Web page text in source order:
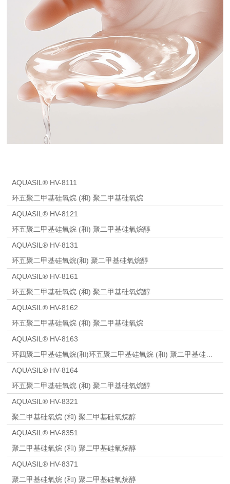
AQUASIL® HV-8111
环五聚二甲基硅氧烷 (和) 聚二甲基硅氧烷
AQUASIL® HV-8121
环五聚二甲基硅氧烷 (和) 聚二甲基硅氧烷醇
AQUASIL® HV-8131
环五聚二甲基硅氧烷(和) 聚二甲基硅氧烷醇
AQUASIL® HV-8161
环五聚二甲基硅氧烷 (和) 聚二甲基硅氧烷醇
AQUASIL® HV-8162
环五聚二甲基硅氧烷 (和) 聚二甲基硅氧烷
AQUASIL® HV-8163
AQUASIL® HV-8164
环五聚二甲基硅氧烷 (和) 聚二甲基硅氧烷醇
AQUASIL® HV-8321
聚二甲基硅氧烷 (和) 聚二甲基硅氧烷醇
AQUASIL® HV-8351
聚二甲基硅氧烷 (和) 聚二甲基硅氧烷醇
AQUASIL® HV-8371
聚二甲基硅氧烷 (和) 聚二甲基硅氧烷醇